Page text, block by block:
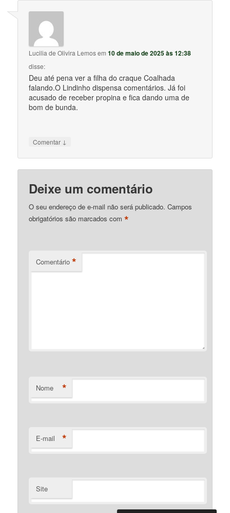
Lucilia de Olivira Lemosem10 de maio de 2025 às 12:38
disse:
Deu até pena ver a filha do craque Coalhada
falando.O Lindinho dispensa comentários. Já foi
acusado de receber propina e fica dando uma de
bom de bunda.
Comentar ↓
Deixe um comentário
O seu endereço de e-mail não será publicado. Campos
obrigatórios são marcados com*
Comentário *
Nome *
E-mail *
Site